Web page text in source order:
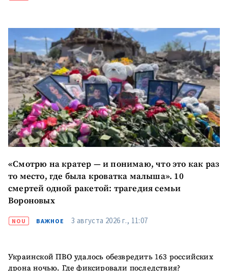
ПОДДЕРЖАТЬ
«Смотрю на кратер — и понимаю, что это как раз
то место, где была кроватка малыша». 10
смертей одной ракетой: трагедия семьи
Вороновых
NOU ВАЖНОЕ 3 августа 2026 г., 11:07
Украинской ПВО удалось обезвредить 163 российских
дрона ночью. Где фиксировали последствия?
КОНТАКТНЫЙ ИСТОЧНИК
Анонимный источник
Имя + Моё имя
Электронная почта
+ Мой email
Телефон
+ Личный телефон
сполитикой
конфиденциальности.